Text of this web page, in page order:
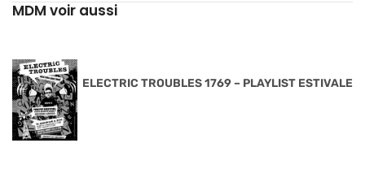
MDM voir aussi
ELECTRIC TROUBLES 1769 – PLAYLIST ESTIVALE